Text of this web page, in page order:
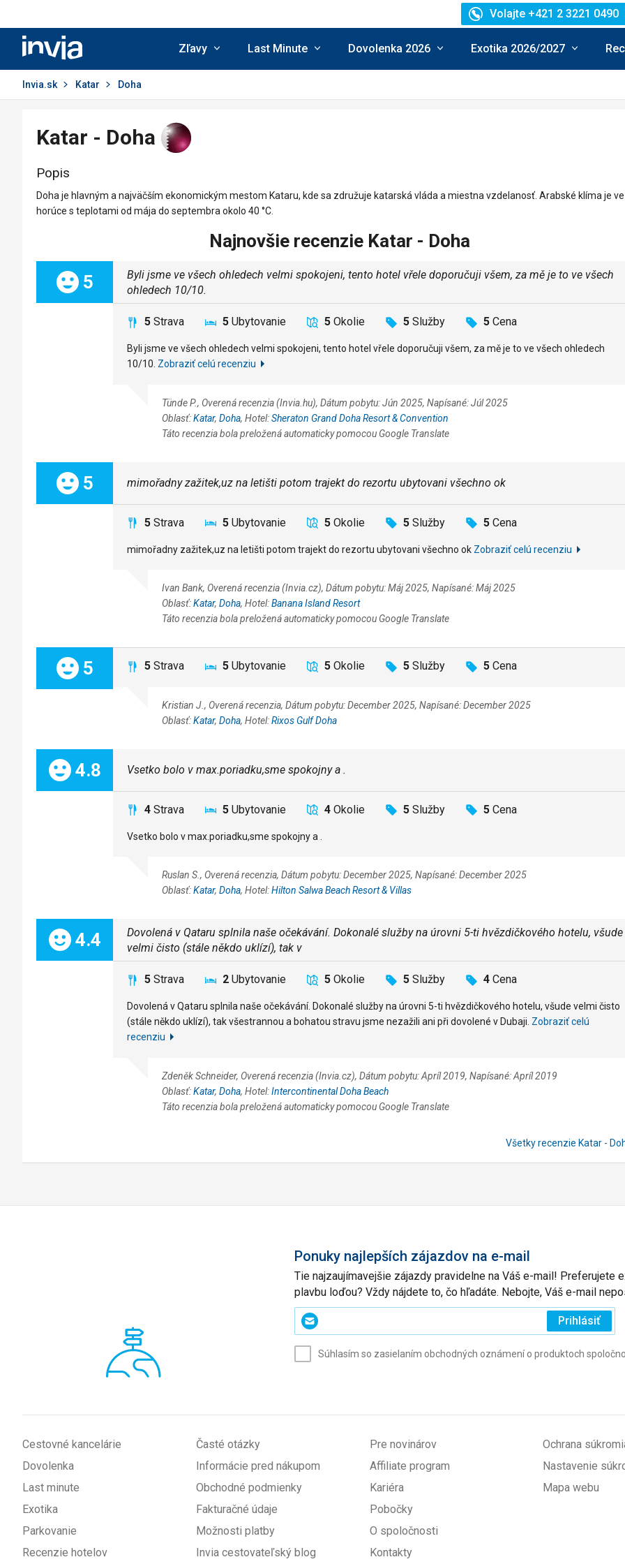
Invia.sk
Volajte +421 2 3221 0490
Zľavy Last Minute Dovolenka 2026 Exotika 2026/2027
Invia.sk Katar Doha
Katar - Doha
Popis
Doha je hlavným a najväčším ekonomickým mestom Kataru, kde sa združuje katarská vláda a miestna vzdelanosť. Arabské klíma je
horúce s teplotami od mája do septembra okolo 40 °C.
Najnovšie recenzie Katar - Doha
Celkom:
5
Byli jsme ve všech ohledech velmi spokojeni, tento hotel vřele doporučuji všem, za mě je to ve všech
ohledech 10/10.
5 Strava 5 Ubytovanie 5 Okolie 5 Služby 5 Cena
Byli jsme ve všech ohledech velmi spokojeni, tento hotel vřele doporučuji všem, za mě je to ve všech ohledech
10/10. Zobraziť celú recenziu
Tünde P., Overená recenzia (Invia.hu), Dátum pobytu: Jún 2025, Napísané: Júl 2025
Oblasť:Katar, Doha, Hotel:Sheraton Grand Doha Resort & Convention
Táto recenzia bola preložená automaticky pomocou Google Translate
Celkom:
5 mimořadny zažitek,uz na letišti potom trajekt do rezortu ubytovani všechno ok
5 Strava 5 Ubytovanie 5 Okolie 5 Služby 5 Cena
mimořadny zažitek,uz na letišti potom trajekt do rezortu ubytovani všechno ok Zobraziť celú recenziu
Ivan Bank, Overená recenzia (Invia.cz), Dátum pobytu: Máj 2025, Napísané: Máj 2025
Oblasť:Katar, Doha, Hotel:Banana Island Resort
Táto recenzia bola preložená automaticky pomocou Google Translate
Celkom:
5 5 Strava 5 Ubytovanie 5 Okolie 5 Služby 5 Cena
Kristian J., Overená recenzia, Dátum pobytu: December 2025, Napísané: December 2025
Oblasť:Katar, Doha, Hotel:Rixos Gulf Doha
Celkom:
4.8 Vsetko bolo v max.poriadku,sme spokojny a .
4 Strava 5 Ubytovanie 4 Okolie 5 Služby 5 Cena
Vsetko bolo v max.poriadku,sme spokojny a .
Ruslan S., Overená recenzia, Dátum pobytu: December 2025, Napísané: December 2025
Oblasť:Katar, Doha, Hotel:Hilton Salwa Beach Resort & Villas
Celkom:
4.4
Dovolená v Qataru splnila naše očekávání. Dokonalé služby na úrovni 5-ti hvězdičkového hotelu, všude
velmi čisto (stále někdo uklízí), tak v
5 Strava 2 Ubytovanie 5 Okolie 5 Služby 4 Cena
Dovolená v Qataru splnila naše očekávání. Dokonalé služby na úrovni 5-ti hvězdičkového hotelu, všude velmi čisto
(stále někdo uklízí), tak všestrannou a bohatou stravu jsme nezažili ani při dovolené v Dubaji. Zobraziť celú
recenziu
Zdeněk Schneider, Overená recenzia (Invia.cz), Dátum pobytu: Apríl 2019, Napísané: Apríl 2019
Oblasť:Katar, Doha, Hotel:Intercontinental Doha Beach
Táto recenzia bola preložená automaticky pomocou Google Translate
Všetky recenzie Katar -
Ponuky najlepších zájazdov na e-mail
Tie najzaujímavejšie zájazdy pravidelne na Váš e-mail! Preferujete
plavbu loďou? Vždy nájdete to, čo hľadáte. Nebojte, Váš e-mail
Zadajte
svoj
Prihlásiť
Súhlasím so zasielaním obchodných oznámení o produktoch
Cestovné kancelárie
Dovolenka
Last minute
Exotika
Parkovanie
Recenzie hotelov
Časté otázky
Informácie pred nákupom
Obchodné podmienky
Fakturačné údaje
Možnosti platby
Invia cestovateľský blog
Pre novinárov
Affiliate program
Kariéra
Pobočky
O spoločnosti
Kontakty
Ochrana
Nastavenie
Mapa webu